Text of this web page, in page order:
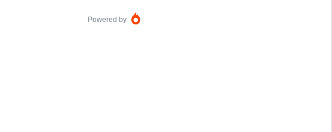
Powered by